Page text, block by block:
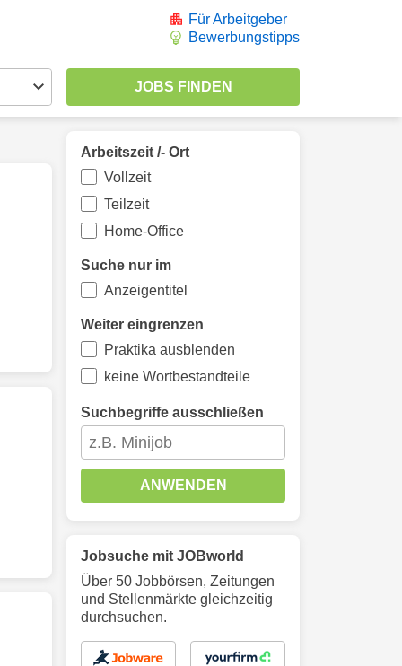
Für Arbeitgeber
Bewerbungstipps
Arbeitszeit /- Ort
Vollzeit
Teilzeit
Home-Office
Suche nur im
Anzeigentitel
Weiter eingrenzen
Praktika ausblenden
keine Wortbestandteile
Suchbegriffe ausschließen
ANWENDEN
Jobsuche mit JOBworld
Über 50 Jobbörsen, Zeitungen
und Stellenmärkte gleichzeitig
durchsuchen.